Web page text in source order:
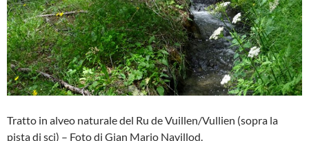
Tratto in alveo naturale del Ru de Vuillen/Vullien (sopra la
pista di sci) – Foto di Gian Mario Navillod.